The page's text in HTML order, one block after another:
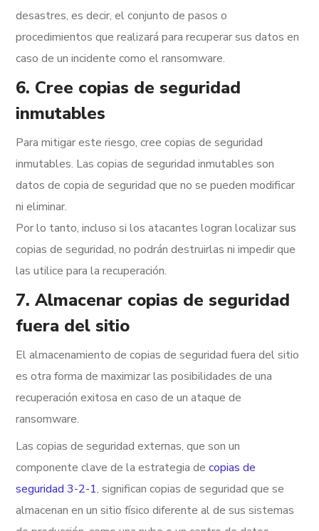
desastres, es decir, el conjunto de pasos o
procedimientos que realizará para recuperar sus datos en
caso de un incidente como el ransomware.
6. Cree copias de seguridad
inmutables
Para mitigar este riesgo, cree copias de seguridad
inmutables. Las copias de seguridad inmutables son
datos de copia de seguridad que no se pueden modificar
ni eliminar.
Por lo tanto, incluso si los atacantes logran localizar sus
copias de seguridad, no podrán destruirlas ni impedir que
las utilice para la recuperación.
7. Almacenar copias de seguridad
fuera del sitio
El almacenamiento de copias de seguridad fuera del sitio
es otra forma de maximizar las posibilidades de una
recuperación exitosa en caso de un ataque de
ransomware.
Las copias de seguridad externas, que son un
componente clave de la estrategia decopias de
seguridad 3-2-1, significan copias de seguridad que se
almacenan en un sitio físico diferente al de sus sistemas